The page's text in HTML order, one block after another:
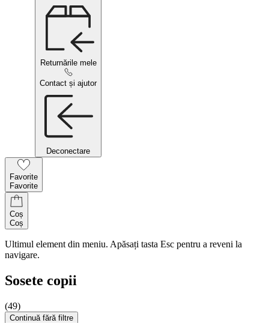
Returnările mele
Contact și ajutor
Deconectare
Favorite
Favorite
Coș
Coș
Ultimul element din meniu. Apăsați tasta Esc pentru a reveni la
navigare.
Sosete copii
(49)
Continuă fără filtre